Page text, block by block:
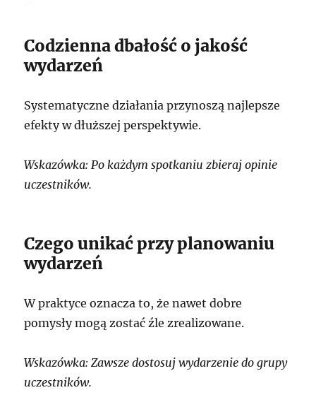
Codzienna dbałość o jakość
wydarzeń
Systematyczne działania przynoszą najlepsze
efekty w dłuższej perspektywie.
Wskazówka: Po każdym spotkaniu zbieraj opinie
uczestników.
Czego unikać przy planowaniu
wydarzeń
W praktyce oznacza to, że nawet dobre
pomysły mogą zostać źle zrealizowane.
Wskazówka: Zawsze dostosuj wydarzenie do grupy
uczestników.